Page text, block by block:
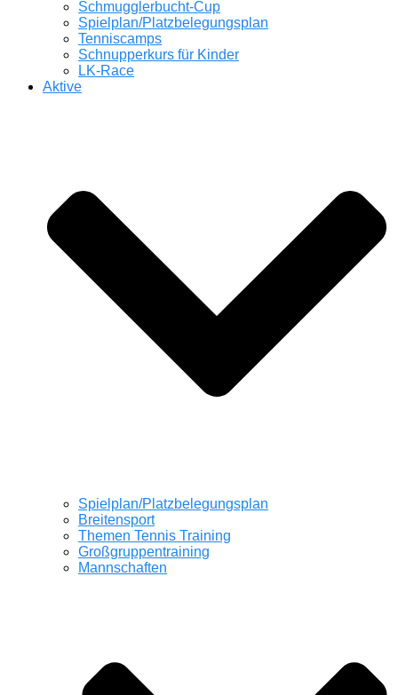
Schmugglerbucht-Cup
Spielplan/Platzbelegungsplan
Tenniscamps
Schnupperkurs für Kinder
LK-Race
Aktive
Spielplan/Platzbelegungsplan
Breitensport
Themen Tennis Training
Großgruppentraining
Mannschaften